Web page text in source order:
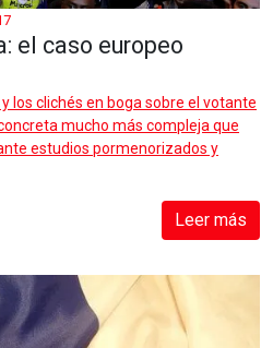
el caso europeo
los clichés en boga sobre el votante
mucho más compleja que
estudios pormenorizados y
Leer más